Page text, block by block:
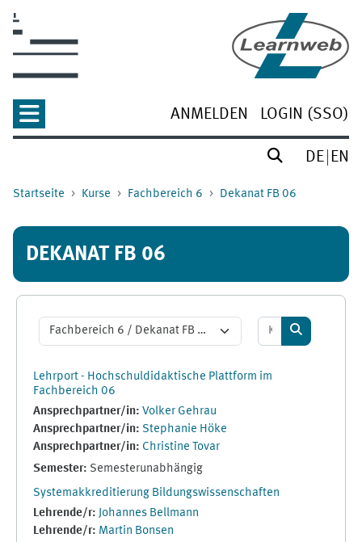
ANMELDEN LOGIN (SSO)
DE EN
Startseite Kurse Fachbereich 6 Dekanat FB 06
DEKANAT FB 06
Kurse suchen
Kurse
Lehrport - Hochschuldidaktische Plattform im
Fachbereich 06
Ansprechpartner/in: Volker Gehrau
Ansprechpartner/in: Stephanie Höke
Ansprechpartner/in: Christine Tovar
Semester: Semesterunabhängig
Systemakkreditierung Bildungswissenschaften
Lehrende/r: Johannes Bellmann
Lehrende/r: Martin Bonsen